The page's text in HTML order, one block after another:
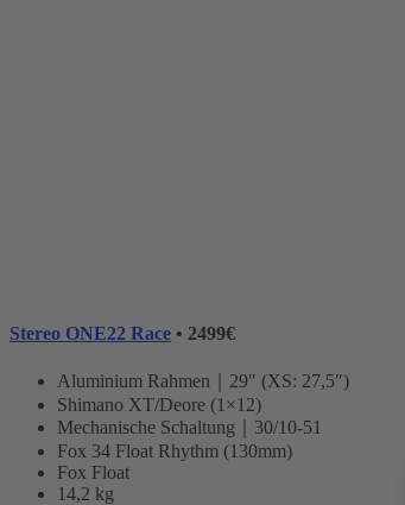
Stereo ONE22 Race • 2499€
Aluminium Rahmen｜29″ (XS: 27,5″)
Shimano XT/Deore (1×12)
Mechanische Schaltung｜30/10-51
Fox 34 Float Rhythm (130mm)
Fox Float
14,2 kg